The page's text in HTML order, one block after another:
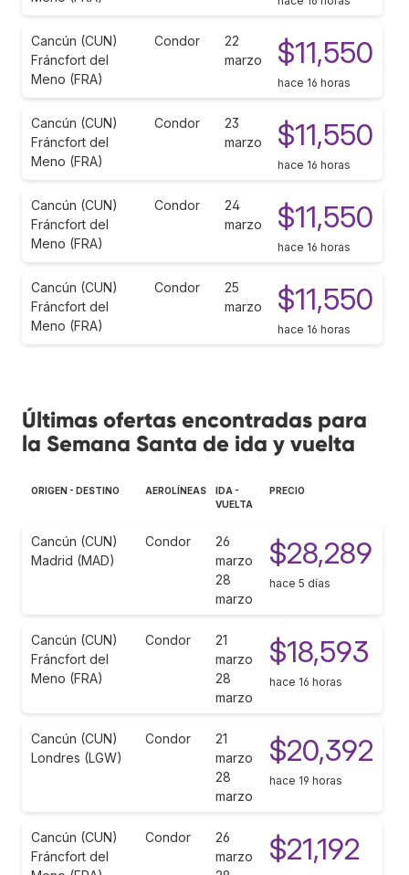
Cancún (CUN)
Fráncfort del
Meno (FRA)
Condor
22
marzo
$11,550
hace 16 horas
Cancún (CUN)
Fráncfort del
Meno (FRA)
Condor
23
marzo
$11,550
hace 16 horas
Cancún (CUN)
Fráncfort del
Meno (FRA)
Condor
24
marzo
$11,550
hace 16 horas
Cancún (CUN)
Fráncfort del
Meno (FRA)
Condor
25
marzo
$11,550
hace 16 horas
Últimas ofertas encontradas para
la Semana Santa de ida y vuelta
ORIGEN - DESTINO AEROLÍNEAS
IDA -
VUELTA
PRECIO
Cancún (CUN)
Madrid (MAD)
Condor
26
marzo
28
marzo
$28,289
hace 5 días
Cancún (CUN)
Fráncfort del
Meno (FRA)
Condor
21
marzo
28
marzo
$18,593
hace 16 horas
Cancún (CUN)
Londres (LGW)
Condor
21
marzo
28
marzo
$20,392
hace 19 horas
Cancún (CUN)
Fráncfort del
Condor
26
marzo
$21,192